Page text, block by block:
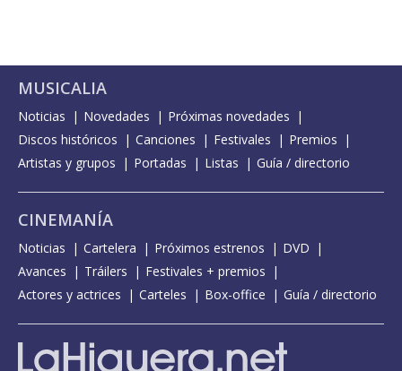
MUSICALIA
Noticias Novedades
Próximas novedades
Discos históricos
Canciones Festivales
Premios
Artistas y grupos
Portadas Listas Guía / directorio
CINEMANÍA
Noticias Cartelera Próximos estrenos
DVD
Avances
Tráilers
Festivales + premios
Actores y actrices
Carteles Box-office Guía / directorio